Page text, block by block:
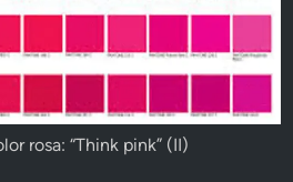
rosa: “Think pink” (II)